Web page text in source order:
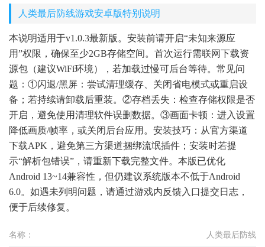
人类最后防线游戏安卓版特别说明
本说明适用于v1.0.3最新版。安装前请开启“未知来源应
用”权限，确保至少2GB存储空间。首次运行需联网下载资
源包（建议WiFi环境），若加载过慢可后台等待。常见问
题：①闪退/黑屏：尝试清理缓存、关闭省电模式或重启设
备；若持续请卸载后重装。②存档丢失：检查存储权限是否
开启，避免使用清理软件误删数据。③画面卡顿：进入设置
降低画质/帧率，或关闭后台应用。安装技巧：从官方渠道
下载APK，避免第三方渠道捆绑流氓插件；安装时若提
示“解析包错误”，请重新下载完整文件。本版已优化
Android 13~14兼容性，但仍建议系统版本不低于Android
6.0。如遇未列明问题，请通过游戏内反馈入口提交日志，
便于后续修复。
名称： 人类最后防线